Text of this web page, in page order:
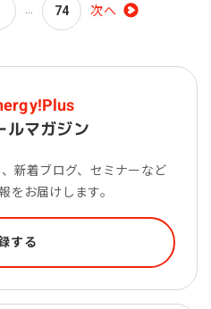
74 次へ
ルマガジン
新着ブログ、セミナーなど
をお届けします。
する